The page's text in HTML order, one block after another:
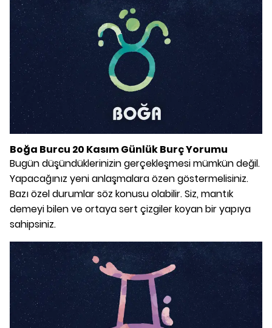
Boğa Burcu 20 Kasım Günlük Burç Yorumu
Bugün düşündüklerinizin gerçekleşmesi mümkün değil.
Yapacağınız yeni anlaşmalara özen göstermelisiniz.
Bazı özel durumlar söz konusu olabilir. Siz, mantık
demeyi bilen ve ortaya sert çizgiler koyan bir yapıya
sahipsiniz.